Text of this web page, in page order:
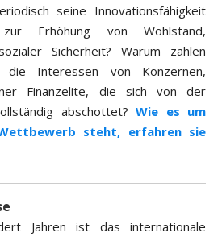
seine Innovationsfähigkeit
Erhöhung von Wohlstand,
Sicherheit? Warum zählen
Interessen von Konzernen,
Finanzelite, die sich von der
abschottet? Wie es um
steht, erfahren sie
Jahren ist das internationale